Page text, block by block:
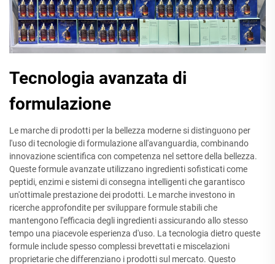
Tecnologia avanzata di
formulazione
Le marche di prodotti per la bellezza moderne si distinguono per
l'uso di tecnologie di formulazione all'avanguardia, combinando
innovazione scientifica con competenza nel settore della bellezza.
Queste formule avanzate utilizzano ingredienti sofisticati come
peptidi, enzimi e sistemi di consegna intelligenti che garantisco
un'ottimale prestazione dei prodotti. Le marche investono in
ricerche approfondite per sviluppare formule stabili che
mantengono l'efficacia degli ingredienti assicurando allo stesso
tempo una piacevole esperienza d'uso. La tecnologia dietro queste
formule include spesso complessi brevettati e miscelazioni
proprietarie che differenziano i prodotti sul mercato. Questo